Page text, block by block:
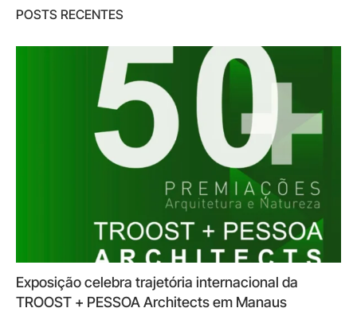
POSTS RECENTES
Exposição celebra trajetória internacional da
TROOST + PESSOA Architects em Manaus